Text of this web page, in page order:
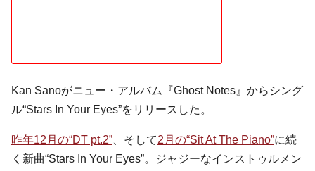
Kan Sanoがニュー・アルバム『Ghost Notes』からシング
ル“Stars In Your Eyes”をリリースした。
昨年12月の“DT pt.2” 、そして2月の“Sit At The Piano”に続
く新曲“Stars In Your Eyes”。ジャジーなインストゥルメン